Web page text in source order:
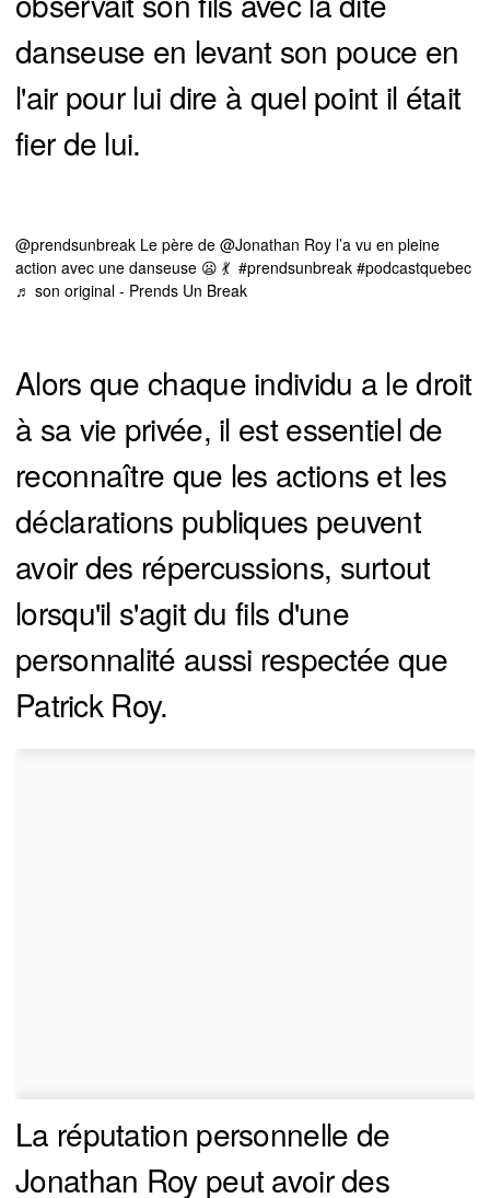
danseuse en levant son pouce en
l'air pour lui dire à quel point il était
fier de lui.
@prendsunbreak Le père de @Jonathan Roy l’a vu en pleine
action avec une danseuse 😦 💃 #prendsunbreak #podcastquebec
♬ son original - Prends Un Break
Alors que chaque individu a le droit
à sa vie privée, il est essentiel de
reconnaître que les actions et les
déclarations publiques peuvent
avoir des répercussions, surtout
lorsqu'il s'agit du fils d'une
personnalité aussi respectée que
Patrick Roy.
La réputation personnelle de
Jonathan Roy peut avoir des